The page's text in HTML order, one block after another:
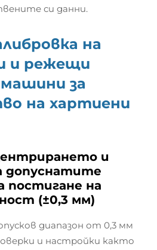
си данни.
на
и режещи
за
на хартиени
и
допуснатите
постигане на
(±0,3 мм)
диапазон от 0,3 мм
и настройки както